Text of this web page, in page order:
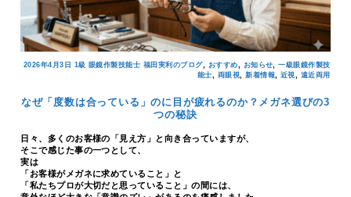
2026年4月3日 1級 眼鏡作製技能士 福田実利のブログ, おすすめ お知らせ ,一級眼鏡作製技
能士
両眼視 ,新着情報 近視 遠近両用
なぜ「度数は合っている」のに目が疲れるのか？メガネ選びの3
つの秘訣
日々、多くのお客様の「見え方」と向き合っていますが、
そこで感じた事の一つとして、
実は
「お客様がメガネに求めていること」と
「私たちプロが大切だと思っていること」の間には、